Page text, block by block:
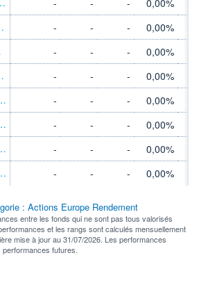
HI DIV F
- - -
0,00%
- - -
0,00%
HI DIV S
- - -
0,00%
EUROPE C
- - -
0,00%
EUROPE I
- - -
0,00%
EUROPE D
- - -
0,00%
EUROPE R
- - - 0,00%
: Actions Europe Rendement
entre les fonds qui ne sont pas tous valorisés
et les rangs sont calculés mensuellement
mise à jour au 31/07/2026. Les performances
futures.